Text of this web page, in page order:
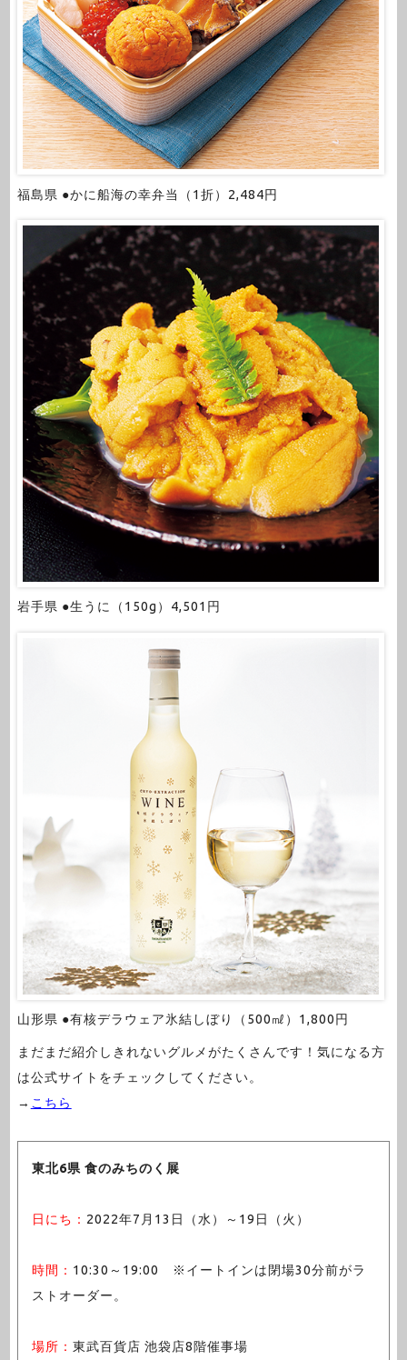
福島県 ●かに船海の幸弁当（1折）2,484円
岩手県 ●生うに（150g）4,501円
山形県 ●有核デラウェア氷結しぼり（500㎖）1,800円
まだまだ紹介しきれないグルメがたくさんです！気になる方
は公式サイトをチェックしてください。
→ こちら
東北6県 食のみちのく展
日にち： 2022年7月13日（水）～19日（火）
時間： 10:30～19:00 ※イートインは閉場30分前がラ
ストオーダー。
場所： 東武百貨店 池袋店8階催事場